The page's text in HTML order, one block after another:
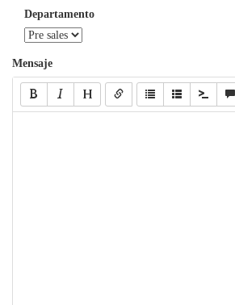
Departamento
Mensaje